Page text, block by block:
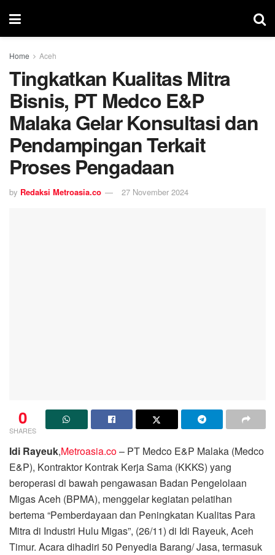
Home Aceh
Tingkatkan Kualitas Mitra
Bisnis, PT Medco E&P
Malaka Gelar Konsultasi dan
Pendampingan Terkait
Proses Pengadaan
by Redaksi Metroasia.co 27 November 2024
0
SHARES
Idi Rayeuk,Metroasia.co– PT Medco E&P Malaka (Medco
E&P), Kontraktor Kontrak Kerja Sama (KKKS) yang
beroperasi di bawah pengawasan Badan Pengelolaan
Migas Aceh (BPMA), menggelar kegiatan pelatihan
bertema “Pemberdayaan dan Peningkatan Kualitas Para
Mitra di Industri Hulu Migas”, (26/11) di Idi Rayeuk, Aceh
Timur. Acara dihadiri 50 Penyedia Barang/ Jasa, termasuk